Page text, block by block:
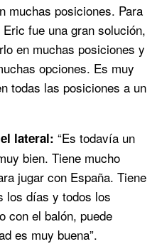
muchas posiciones. Para
fue una gran solución,
en muchas posiciones y
opciones. Es muy
todas las posiciones a un
lateral: “Es todavía un
bien. Tiene mucho
jugar con España. Tiene
los días y todos los
con el balón, puede
es muy buena”.